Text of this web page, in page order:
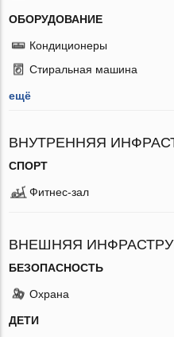
ОБОРУДОВАНИЕ
Кондиционеры
Стиральная машина
ещё
ВНУТРЕННЯЯ
СПОРТ
Фитнес-зал
ВНЕШНЯЯ
БЕЗОПАСНОСТЬ
Охрана
ДЕТИ